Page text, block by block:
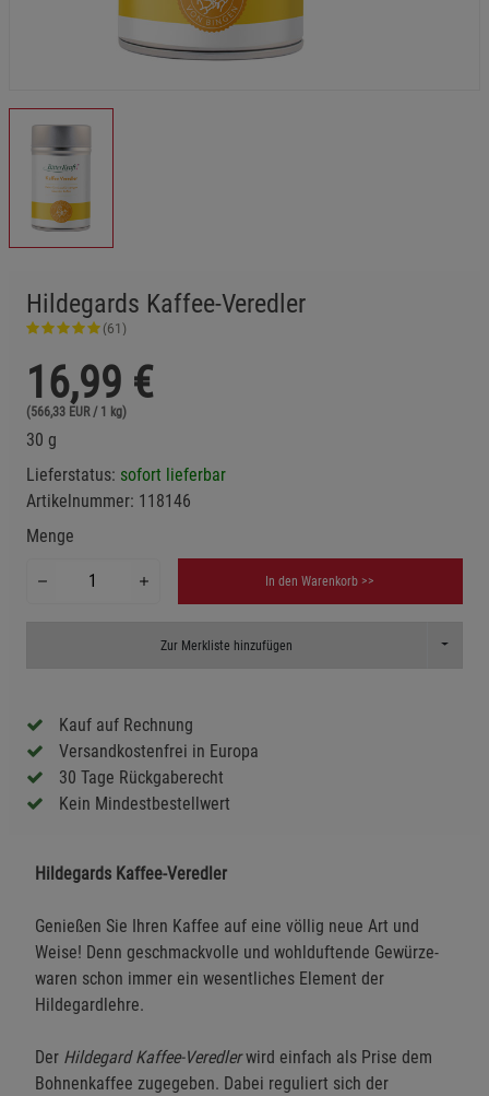
Hildegards Kaffee-Veredler
(61)
16,99 €
(566,33 EUR / 1 kg)
30 g
Lieferstatus: sofort lieferbar
Artikelnummer: 118146
Menge
In den Warenkorb >>
Zur Merkliste hinzufügen Toggle
Kauf auf Rechnung
Versandkostenfrei in Europa
30 Tage Rückgaberecht
Kein Mindestbestellwert
Hildegards Kaffee-Veredler
Genießen Sie Ihren Kaffee auf eine völlig neue Art und
Weise! Denn geschmackvolle und wohlduftende Gewürze­
waren schon immer ein wesentliches Element der
Hildegardlehre.
Der Hildegard Kaffee-Veredlerwird einfach als Prise dem
Bohnenkaffee zugegeben. Dabei reguliert sich der